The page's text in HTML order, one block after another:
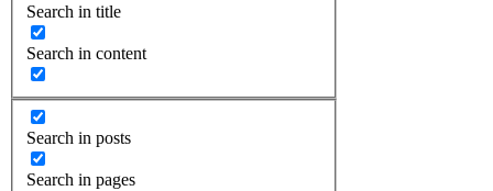
Search in title
Search in content
Search in posts
Search in pages